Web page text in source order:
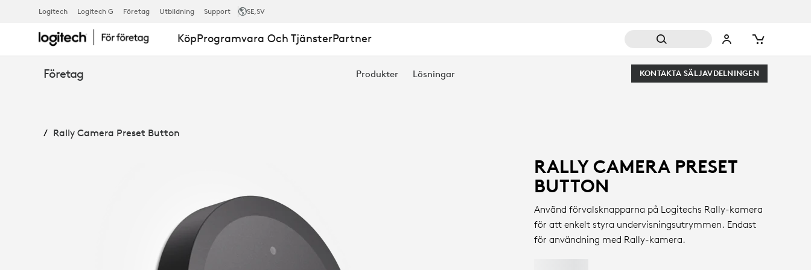
LOGITECH
RALLY
CAMERA
Logitech Logitech G Företag Utbildning Support SE,SV
KöpProgramvara Och TjänsterPartner
Företag Produkter Lösningar KONTAKTA SÄLJAVDELNINGEN
Rally Camera Preset Button
RALLY CAMERA PRESET
BUTTON
Använd förvalsknapparna på Logitechs Rally-kamera
för att enkelt styra undervisningsutrymmen. Endast
för användning med Rally-kamera.